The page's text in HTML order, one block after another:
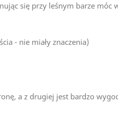
się przy leśnym barze móc
- nie miały znaczenia)
a z drugiej jest bardzo